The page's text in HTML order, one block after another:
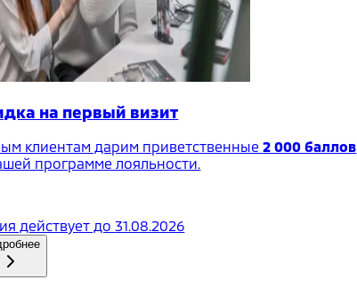
на первый визит
клиентам дарим приветственные2 000 баллов
программе лояльности.
действует до31.08.2026